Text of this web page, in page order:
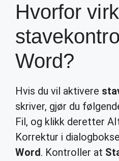
Hvorfor
Word?
Hvis du vil aktivere
skriver, gjør du
Fil, og klikk deretter
Korrektur i
Word. Kontroller at